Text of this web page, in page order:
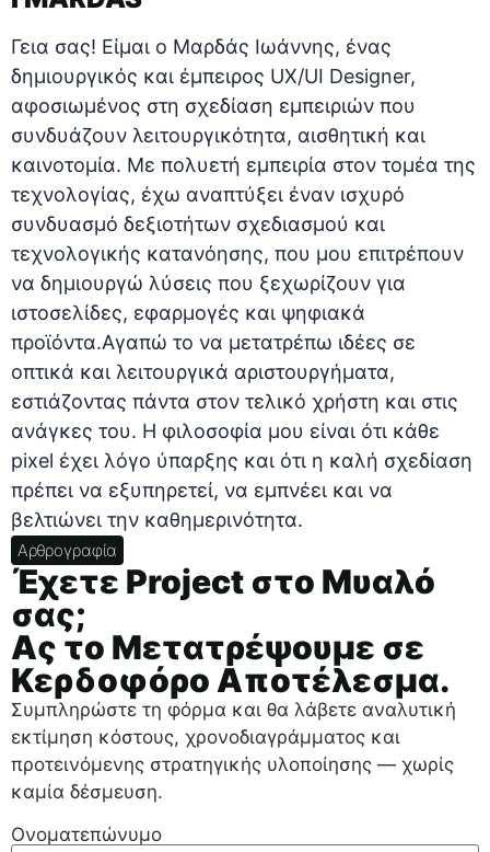
Γεια σας! Είμαι ο Μαρδάς Ιωάννης, ένας
δημιουργικός και έμπειρος UX/UI Designer,
αφοσιωμένος στη σχεδίαση εμπειριών που
συνδυάζουν λειτουργικότητα, αισθητική και
καινοτομία. Με πολυετή εμπειρία στον τομέα της
τεχνολογίας, έχω αναπτύξει έναν ισχυρό
συνδυασμό δεξιοτήτων σχεδιασμού και
τεχνολογικής κατανόησης, που μου επιτρέπουν
να δημιουργώ λύσεις που ξεχωρίζουν για
ιστοσελίδες, εφαρμογές και ψηφιακά
προϊόντα.Αγαπώ το να μετατρέπω ιδέες σε
οπτικά και λειτουργικά αριστουργήματα,
εστιάζοντας πάντα στον τελικό χρήστη και στις
ανάγκες του. Η φιλοσοφία μου είναι ότι κάθε
pixel έχει λόγο ύπαρξης και ότι η καλή σχεδίαση
πρέπει να εξυπηρετεί, να εμπνέει και να
βελτιώνει την καθημερινότητα.
Αρθρογραφία
Έχετε Project στο Μυαλό
σας;
Ας το Μετατρέψουμε σε
Κερδοφόρο Αποτέλεσμα.
Συμπληρώστε τη φόρμα και θα λάβετε αναλυτική
εκτίμηση κόστους, χρονοδιαγράμματος και
προτεινόμενης στρατηγικής υλοποίησης — χωρίς
καμία δέσμευση.
Ονοματεπώνυμο